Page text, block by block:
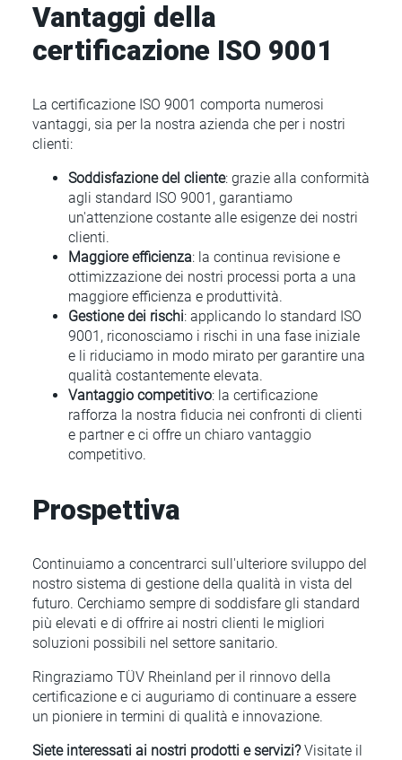
Vantaggi della
certificazione ISO 9001
La certificazione ISO 9001 comporta numerosi
vantaggi, sia per la nostra azienda che per i nostri
clienti:
Soddisfazione del cliente: grazie alla conformità
agli standard ISO 9001, garantiamo
un'attenzione costante alle esigenze dei nostri
clienti.
Maggiore efficienza: la continua revisione e
ottimizzazione dei nostri processi porta a una
maggiore efficienza e produttività.
Gestione dei rischi: applicando lo standard ISO
9001, riconosciamo i rischi in una fase iniziale
e li riduciamo in modo mirato per garantire una
qualità costantemente elevata.
Vantaggio competitivo: la certificazione
rafforza la nostra fiducia nei confronti di clienti
e partner e ci offre un chiaro vantaggio
competitivo.
Prospettiva
Continuiamo a concentrarci sull'ulteriore sviluppo del
nostro sistema di gestione della qualità in vista del
futuro. Cerchiamo sempre di soddisfare gli standard
più elevati e di offrire ai nostri clienti le migliori
soluzioni possibili nel settore sanitario.
Ringraziamo TÜV Rheinland per il rinnovo della
certificazione e ci auguriamo di continuare a essere
un pioniere in termini di qualità e innovazione.
Siete interessati ai nostri prodotti e servizi?Visitate il